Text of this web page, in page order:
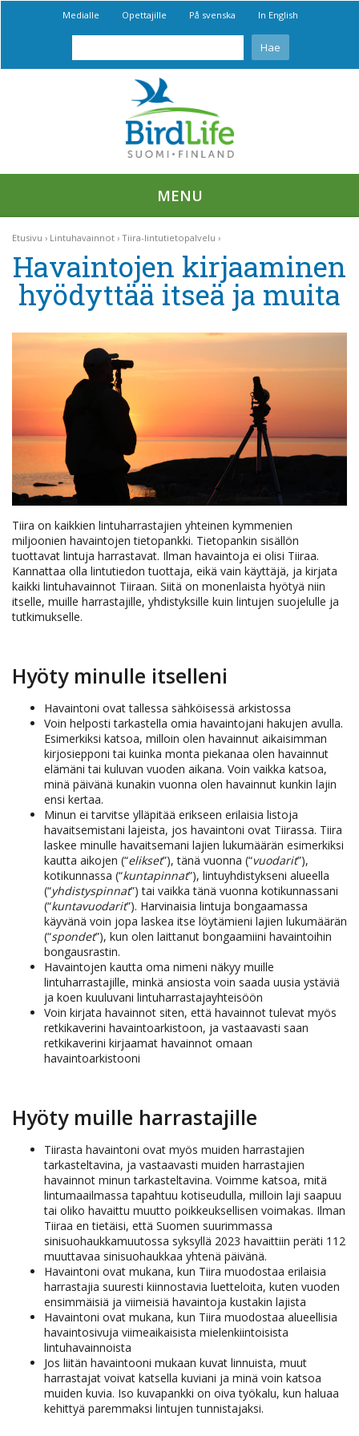
Medialle Opettajille På svenska In English
MENU
Etusivu Lintuhavainnot Tiira-lintutietopalvelu
Havaintojen kirjaaminen
hyödyttää itseä ja muita
Tiira on kaikkien lintuharrastajien yhteinen kymmenien
miljoonien havaintojen tietopankki. Tietopankin sisällön
tuottavat lintuja harrastavat. Ilman havaintoja ei olisi Tiiraa.
Kannattaa olla lintutiedon tuottaja, eikä vain käyttäjä, ja kirjata
kaikki lintuhavainnot Tiiraan. Siitä on monenlaista hyötyä niin
itselle, muille harrastajille, yhdistyksille kuin lintujen suojelulle ja
tutkimukselle.
Hyöty minulle itselleni
Havaintoni ovat tallessa sähköisessä arkistossa
Voin helposti tarkastella omia havaintojani hakujen avulla.
Esimerkiksi katsoa, milloin olen havainnut aikaisimman
kirjosiepponi tai kuinka monta piekanaa olen havainnut
elämäni tai kuluvan vuoden aikana. Voin vaikka katsoa,
minä päivänä kunakin vuonna olen havainnut kunkin lajin
ensi kertaa.
Minun ei tarvitse ylläpitää erikseen erilaisia listoja
havaitsemistani lajeista, jos havaintoni ovat Tiirassa. Tiira
laskee minulle havaitsemani lajien lukumäärän esimerkiksi
kautta aikojen (“elikset”), tänä vuonna (“vuodarit”),
kotikunnassa (“kuntapinnat”), lintuyhdistykseni alueella
(“yhdistyspinnat”) tai vaikka tänä vuonna kotikunnassani
(“kuntavuodarit”). Harvinaisia lintuja bongaamassa
käyvänä voin jopa laskea itse löytämieni lajien lukumäärän
(“spondet”), kun olen laittanut bongaamiini havaintoihin
bongausrastin.
Havaintojen kautta oma nimeni näkyy muille
lintuharrastajille, minkä ansiosta voin saada uusia ystäviä
ja koen kuuluvani lintuharrastajayhteisöön
Voin kirjata havainnot siten, että havainnot tulevat myös
retkikaverini havaintoarkistoon, ja vastaavasti saan
retkikaverini kirjaamat havainnot omaan
havaintoarkistooni
Hyöty muille harrastajille
Tiirasta havaintoni ovat myös muiden harrastajien
tarkasteltavina, ja vastaavasti muiden harrastajien
havainnot minun tarkasteltavina. Voimme katsoa, mitä
lintumaailmassa tapahtuu kotiseudulla, milloin laji saapuu
tai oliko havaittu muutto poikkeuksellisen voimakas. Ilman
Tiiraa en tietäisi, että Suomen suurimmassa
sinisuohaukkamuutossa syksyllä 2023 havaittiin peräti 112
muuttavaa sinisuohaukkaa yhtenä päivänä.
Havaintoni ovat mukana, kun Tiira muodostaa erilaisia
harrastajia suuresti kiinnostavia luetteloita, kuten vuoden
ensimmäisiä ja viimeisiä havaintoja kustakin lajista
Havaintoni ovat mukana, kun Tiira muodostaa alueellisia
havaintosivuja viimeaikaisista mielenkiintoisista
lintuhavainnoista
Jos liitän havaintooni mukaan kuvat linnuista, muut
harrastajat voivat katsella kuviani ja minä voin katsoa
muiden kuvia. Iso kuvapankki on oiva työkalu, kun haluaa
kehittyä paremmaksi lintujen tunnistajaksi.